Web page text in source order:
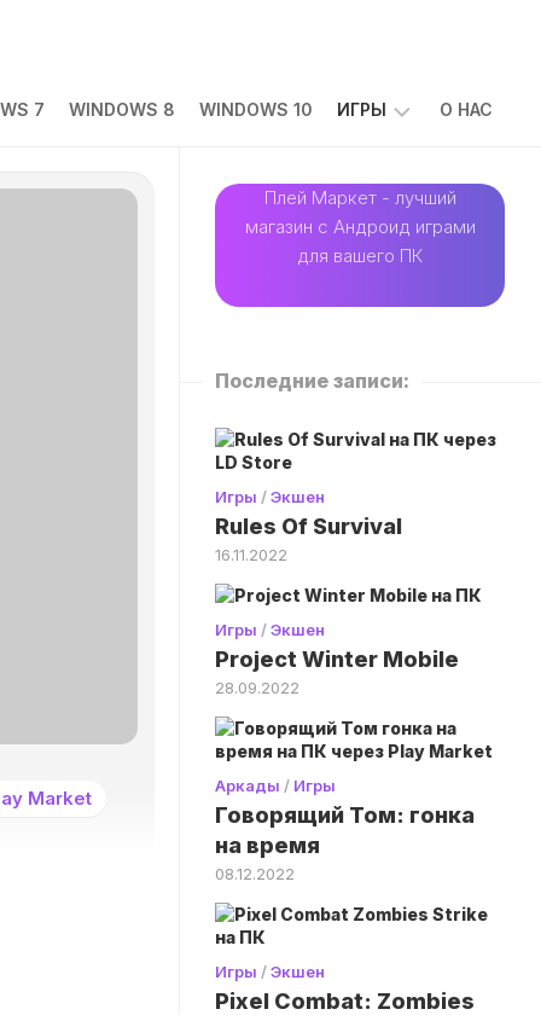
7 WINDOWS 8 WINDOWS 10 ИГРЫ
АРКАДЫ
ГОЛОВОЛОМКИ
ГОНКИ
КАЗУАЛЬНЫЕ
РОЛЕВЫЕ
СИМУЛЯТОРЫ
ЭКШЕН
О НАС
Market
Плей Маркет - лучший
магазин с Андроид играми
для вашего ПК
Последние записи:
Игры /Экшен
Rules Of Survival
16.11.2022
Игры /Экшен
Project Winter Mobile
28.09.2022
Аркады / Игры
Говорящий Том: гонка
на время
08.12.2022
Игры /Экшен
Pixel Combat: Zombies